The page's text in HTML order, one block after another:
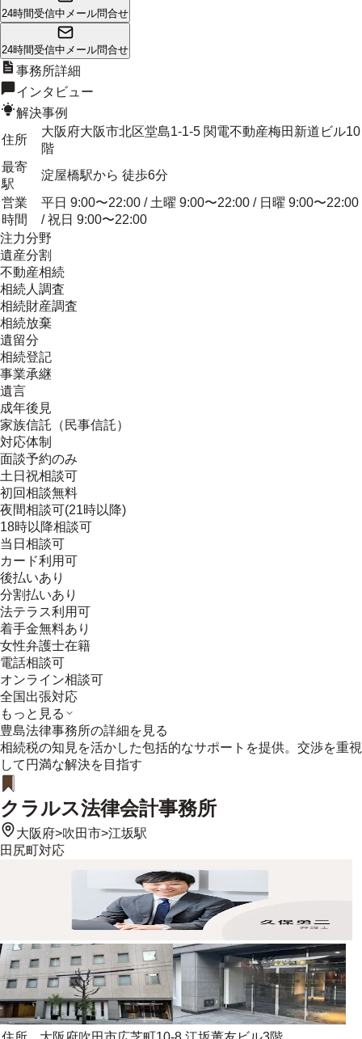
24時間受信中 メール問合せ
24時間受信中 メール問合せ
事務所詳細
インタビュー
解決事例
住所
大阪府大阪市北区堂島1-1-5 関電不動産梅田新道ビル10
階
最寄
駅
淀屋橋駅から 徒歩6分
営業
時間
平日 9:00〜22:00 / 土曜 9:00〜22:00 / 日曜 9:00〜22:00
/ 祝日 9:00〜22:00
注力分野
遺産分割
不動産相続
相続人調査
相続財産調査
相続放棄
遺留分
相続登記
事業承継
遺言
成年後見
家族信託（民事信託）
対応体制
面談予約のみ
土日祝相談可
初回相談無料
夜間相談可(21時以降)
18時以降相談可
当日相談可
カード利用可
後払いあり
分割払いあり
法テラス利用可
着手金無料あり
女性弁護士在籍
電話相談可
オンライン相談可
全国出張対応
もっと見る
豊島法律事務所の詳細を見る
相続税の知見を活かした包括的なサポートを提供。交渉を重視
して円満な解決を目指す
クラルス法律会計事務所
大阪府>吹田市>江坂駅
田尻町対応